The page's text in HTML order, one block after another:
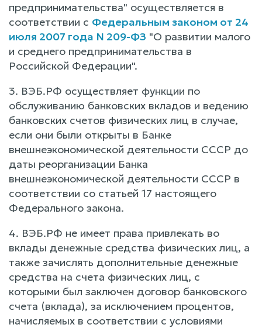
предпринимательства" осуществляется в
соответствии с Федеральным законом от 24
июля 2007 года N 209-ФЗ "О развитии малого
и среднего предпринимательства в
Российской Федерации".
3. ВЭБ.РФ осуществляет функции по
обслуживанию банковских вкладов и ведению
банковских счетов физических лиц в случае,
если они были открыты в Банке
внешнеэкономической деятельности СССР до
даты реорганизации Банка
внешнеэкономической деятельности СССР в
соответствии со статьей 17 настоящего
Федерального закона.
4. ВЭБ.РФ не имеет права привлекать во
вклады денежные средства физических лиц, а
также зачислять дополнительные денежные
средства на счета физических лиц, с
которыми был заключен договор банковского
счета (вклада), за исключением процентов,
начисляемых в соответствии с условиями